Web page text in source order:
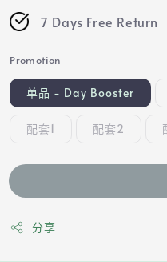
7 Days Free Return
Promotion
单品 - Day Booster
配套1 配套2
分享